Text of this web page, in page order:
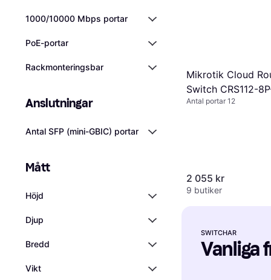
1000/10000 Mbps portar
PoE-portar
Rackmonteringsbar
Anslutningar
Antal SFP (mini-GBIC) portar
Mått
Höjd
Djup
Bredd
Vikt
Mikrotik Cloud
Switch CRS112-
Antal portar 12
2 055 kr
9 butiker
SWITCHAR
Vanliga